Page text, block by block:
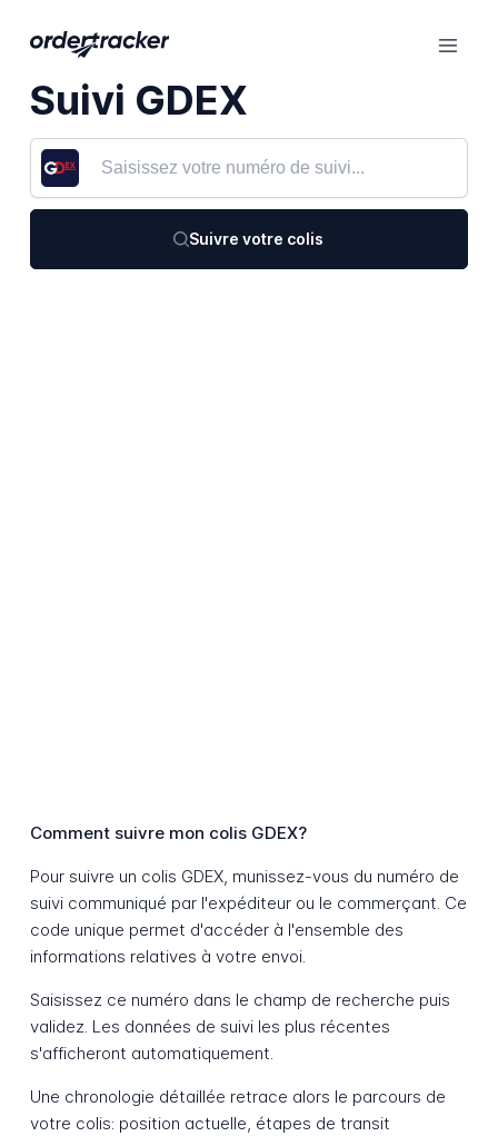
Suivi GDEX
Suivre votre colis
Comment suivre mon colis GDEX?
Pour suivre un colis GDEX, munissez-vous du numéro de
suivi communiqué par l'expéditeur ou le commerçant. Ce
code unique permet d'accéder à l'ensemble des
informations relatives à votre envoi.
Saisissez ce numéro dans le champ de recherche puis
validez. Les données de suivi les plus récentes
s'afficheront automatiquement.
Une chronologie détaillée retrace alors le parcours de
votre colis: position actuelle, étapes de transit